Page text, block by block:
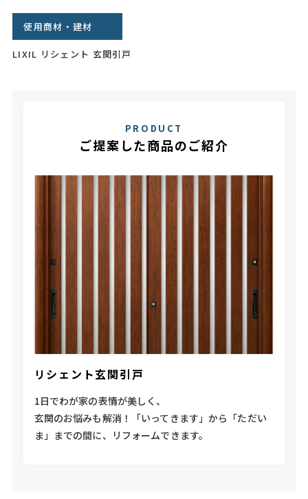
使用商材・建材
LIXIL リシェント 玄関引戸
PRODUCT
ご提案した商品のご紹介
リシェント玄関引戸
1日でわが家の表情が美しく、
玄関のお悩みも解消！「いってきます」から「ただい
ま」までの間に、リフォームできます。